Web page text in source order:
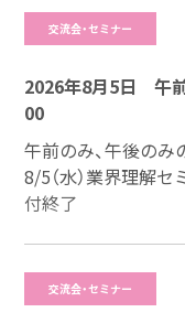
交流会・セミナー
2026年8月5日 午前
00
午前のみ、午後のみ
8/5（水）業界理解セ
付終了
交流会・セミナー